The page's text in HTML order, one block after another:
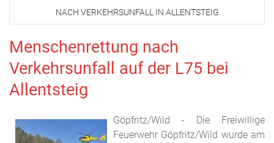
NACH VERKEHRSUNFALL IN ALLENTSTEIG
Menschenrettung nach
Verkehrsunfall auf der L75 bei
Allentsteig
Göpfritz/Wild - Die Freiwillige
Feuerwehr Göpfritz/Wild wurde am